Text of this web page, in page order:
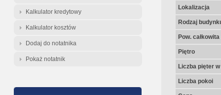
Kalkulator kredytowy
Kalkulator kosztów
Dodaj do notatnika
Pokaż notatnik
Lokalizacja
Rodzaj
Pow.
Piętro
Liczba pięter
Liczba pokoi